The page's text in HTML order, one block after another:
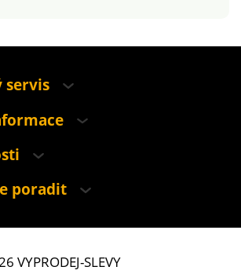
servis
poradit
VYPRODEJ-SLEVY